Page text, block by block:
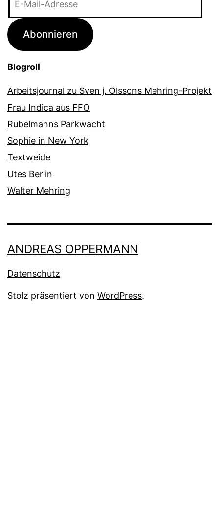
Adresse
Abonnieren
Blogroll
Arbeitsjournal zu Sven j. Olssons Mehring-Projekt
Frau Indica aus FFO
Rubelmanns Parkwacht
Sophie in New York
Textweide
Utes Berlin
Walter Mehring
ANDREAS OPPERMANN
Datenschutz
Stolz präsentiert von WordPress.